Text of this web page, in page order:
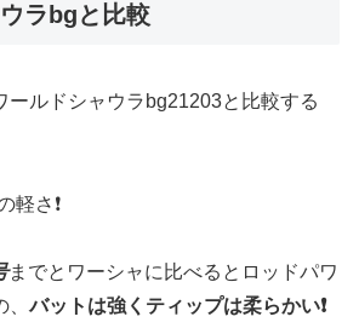
ラbgと比較
ールドシャウラbg21203と比較する
軽さ❗️
までとワーシャに比べるとロッドパワ
、バットは強くティップは柔らかい❗️